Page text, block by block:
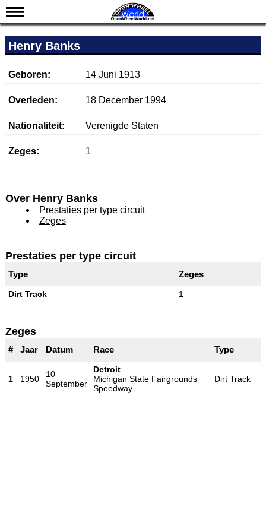
Nieuws
Kalender
Uitslagen
Teams
IndyCar 101
Henry Banks
Geboren: 14 Juni 1913
Overleden: 18 December 1994
Nationaliteit: Verenigde Staten
Zeges: 1
Over Henry Banks
Prestaties per type circuit
Zeges
Prestaties per type circuit
Type Zeges
Dirt Track 1
Zeges
# Jaar Datum Race Type
1 1950
10
September
Detroit
Michigan State Fairgrounds
Speedway
Dirt Track